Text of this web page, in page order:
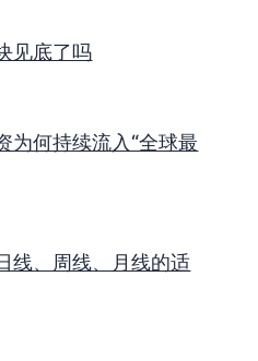
见底了吗
为何持续流入“全球最
线、周线、月线的适